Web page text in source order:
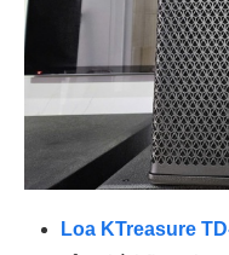
Loa KTreasure